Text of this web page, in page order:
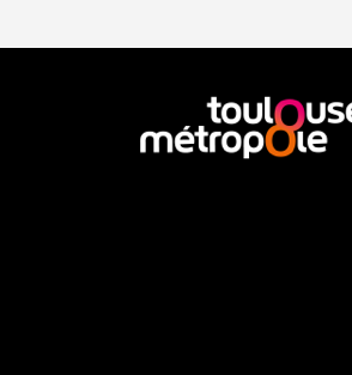
En
savoir
plus